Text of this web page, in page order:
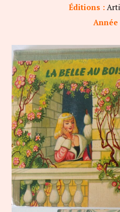
Éditions :
Année